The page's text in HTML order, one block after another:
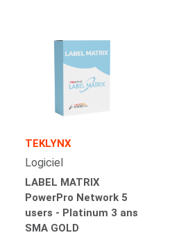
TEKLYNX
Logiciel
LABEL MATRIX
PowerPro Network 5
users - Platinum 3 ans
SMA GOLD